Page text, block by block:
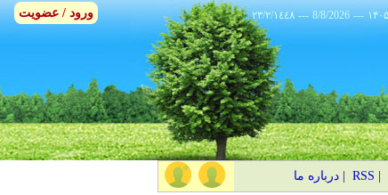
٢٣/٢/١٤٤٨ --- 8/8/2026 ---
RSS
|درباره ما
ورود / عضویت